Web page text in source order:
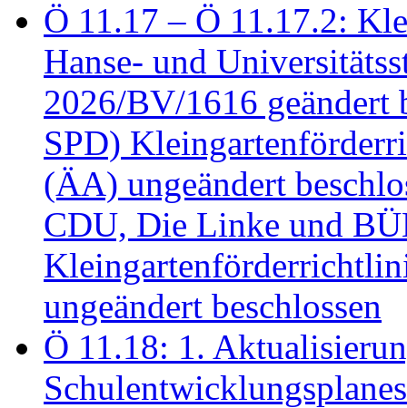
Ö 11.17 – Ö 11.17.2:
Hanse- und
2026/BV/1616 geändert
SPD)
(ÄA) ungeändert
CDU, Die Linke und
ungeändert beschlossen
Ö 11.18: 1.